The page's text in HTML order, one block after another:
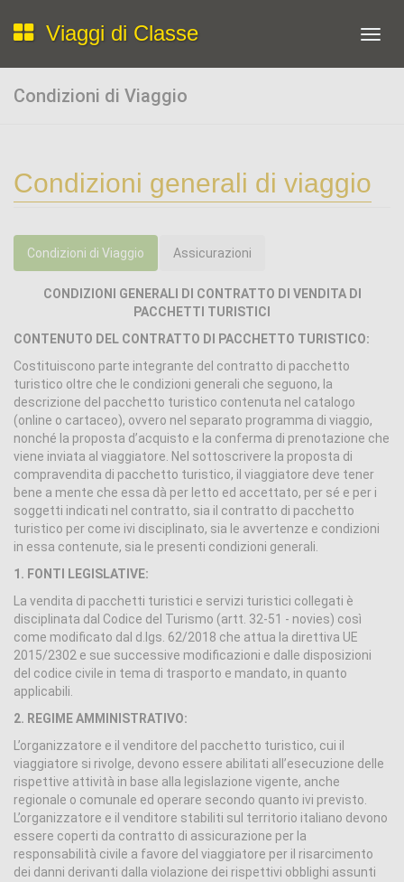
Viaggi di Classe
Condizioni di Viaggio
Condizioni generali di viaggio
Condizioni di Viaggio Assicurazioni
CONDIZIONI GENERALI DI CONTRATTO DI VENDITA DI
PACCHETTI TURISTICI
CONTENUTO DEL CONTRATTO DI PACCHETTO TURISTICO:
Costituiscono parte integrante del contratto di pacchetto
turistico oltre che le condizioni generali che seguono, la
descrizione del pacchetto turistico contenuta nel catalogo
(online o cartaceo), ovvero nel separato programma di viaggio,
nonché la proposta d’acquisto e la conferma di prenotazione che
viene inviata al viaggiatore. Nel sottoscrivere la proposta di
compravendita di pacchetto turistico, il viaggiatore deve tener
bene a mente che essa dà per letto ed accettato, per sé e per i
soggetti indicati nel contratto, sia il contratto di pacchetto
turistico per come ivi disciplinato, sia le avvertenze e condizioni
in essa contenute, sia le presenti condizioni generali.
1. FONTI LEGISLATIVE:
La vendita di pacchetti turistici e servizi turistici collegati è
disciplinata dal Codice del Turismo (artt. 32-51 - novies) così
come modificato dal d.lgs. 62/2018 che attua la direttiva UE
2015/2302 e sue successive modificazioni e dalle disposizioni
del codice civile in tema di trasporto e mandato, in quanto
applicabili.
2. REGIME AMMINISTRATIVO:
L’organizzatore e il venditore del pacchetto turistico, cui il
viaggiatore si rivolge, devono essere abilitati all’esecuzione delle
rispettive attività in base alla legislazione vigente, anche
regionale o comunale ed operare secondo quanto ivi previsto.
L’organizzatore e il venditore stabiliti sul territorio italiano devono
essere coperti da contratto di assicurazione per la
responsabilità civile a favore del viaggiatore per il risarcimento
dei danni derivanti dalla violazione dei rispettivi obblighi assunti